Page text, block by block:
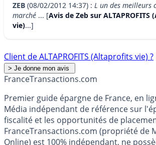
ZEB (08/02/2012 14:37) : L un des meilleurs
marché ... [Avis de Zeb sur
vie)...]
Client de ALTAPROFITS (Altaprofits vie) ?
FranceTransactions.com
Premier guide épargne de France, en
Média indépendant de référence sur
fiscalité et les opportunités de
FranceTransactions.com (propriété de
Online) est 100% indépendant, ne